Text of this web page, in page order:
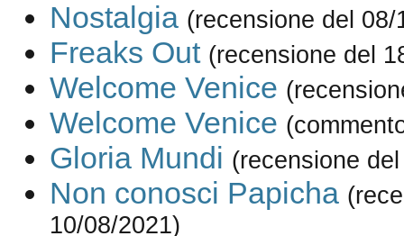
Nostalgia (recensione del 08/
Freaks Out (recensione del
Welcome Venice
Welcome Venice
Gloria Mundi (recensione
Non conosci Papicha
10/08/2021)